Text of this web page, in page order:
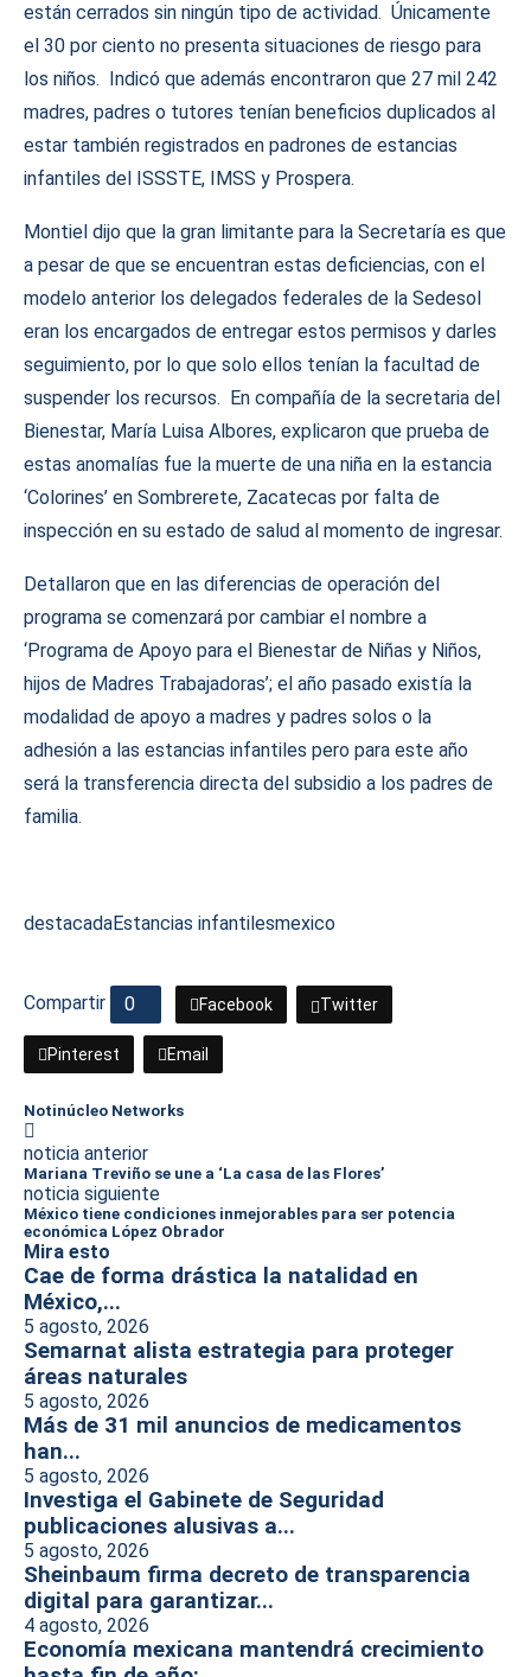
están cerrados sin ningún tipo de actividad. Únicamente
el 30 por ciento no presenta situaciones de riesgo para
los niños. Indicó que además encontraron que 27 mil 242
madres, padres o tutores tenían beneficios duplicados al
estar también registrados en padrones de estancias
infantiles del ISSSTE, IMSS y Prospera.
Montiel dijo que la gran limitante para la Secretaría es que
a pesar de que se encuentran estas deficiencias, con el
modelo anterior los delegados federales de la Sedesol
eran los encargados de entregar estos permisos y darles
seguimiento, por lo que solo ellos tenían la facultad de
suspender los recursos. En compañía de la secretaria del
Bienestar, María Luisa Albores, explicaron que prueba de
estas anomalías fue la muerte de una niña en la estancia
‘Colorines’ en Sombrerete, Zacatecas por falta de
inspección en su estado de salud al momento de ingresar.
Detallaron que en las diferencias de operación del
programa se comenzará por cambiar el nombre a
‘Programa de Apoyo para el Bienestar de Niñas y Niños,
hijos de Madres Trabajadoras’; el año pasado existía la
modalidad de apoyo a madres y padres solos o la
adhesión a las estancias infantiles pero para este año
será la transferencia directa del subsidio a los padres de
familia.
destacadaEstancias infantilesmexico
Compartir 0 Facebook Twitter
Pinterest Email
Notinúcleo Networks
noticia anterior
Mariana Treviño se une a ‘La casa de las Flores’
noticia siguiente
México tiene condiciones inmejorables para ser potencia
económica López Obrador
Mira esto
Cae de forma drástica la natalidad en
México,...
5 agosto, 2026
Semarnat alista estrategia para proteger
áreas naturales
5 agosto, 2026
Más de 31 mil anuncios de medicamentos
han...
5 agosto, 2026
Investiga el Gabinete de Seguridad
publicaciones alusivas a...
5 agosto, 2026
Sheinbaum firma decreto de transparencia
digital para garantizar...
4 agosto, 2026
Economía mexicana mantendrá crecimiento